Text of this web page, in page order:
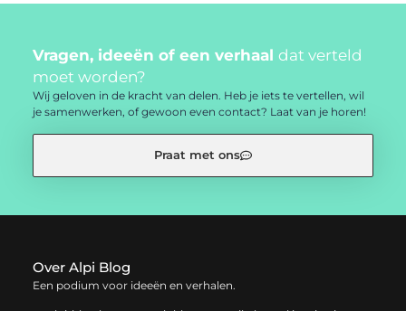
Vragen, ideeën of een verhaal dat verteld
moet worden?
Wij geloven in de kracht van delen. Heb je iets te vertellen, wil
je samenwerken, of gewoon even contact? Laat van je horen!
Praat met ons
Over Alpi Blog
Een podium voor ideeën en verhalen.